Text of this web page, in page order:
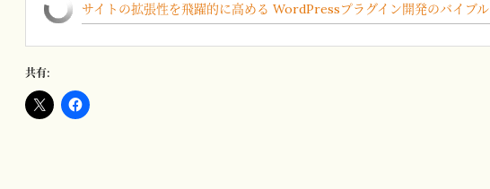
サイトの拡張性を飛躍的に高める WordPressプラグイン開発のバイブル
共有: